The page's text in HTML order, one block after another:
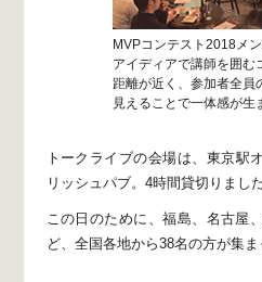
MVPコンテスト2018メ
アイディアで講師を囲む
距離が近く、参加者全員
見えることで一体感が生
トークライブの会場は、 東京駅
リッシュパブ。 4時間貸切りました
この日のために、福島、名古屋
ど、 全国各地から38名の方が集ま